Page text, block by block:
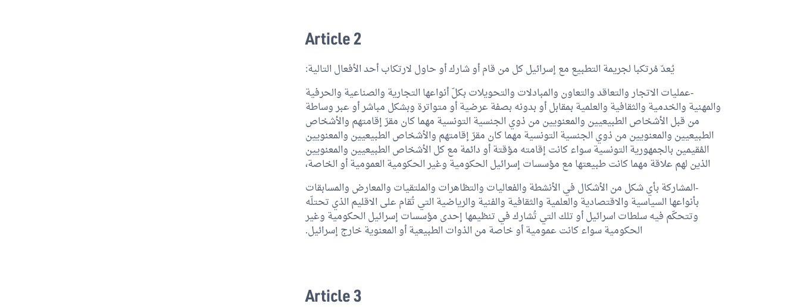
Article 2
يُعدّ مُرتكبا لجريمة التطبيع مع إسرائيل كل من قام أو شارك أو حاول لارتكاب أحد الأفعال التالية:
-عمليات الاتجار والتعاقد والتعاون والمبادلات والتحويلات بكلّ أنواعها التجارية والصناعية والحرفية
والمهنية والخدمية والثقافية والعلمية بمقابل أو بدونه بصفة عرضية أو متواترة وبشكل مباشر أو عبر وساطة
من قبل الأشخاص الطبيعيين والمعنويين من ذوي الجنسية التونسية مهما كان مقرّ إقامتهم والأشخاص
الطبيعيين والمعنويين من ذوي الجنسية التونسية مهما كان مقرّ إقامتهم والأشخاص الطبيعيين والمعنويين
المُقيمين بالجمهورية التونسية سواء كانت إقامته مؤقتة أو دائمة مع كل الأشخاص الطبيعيين والمعنويين
الذين لهم علاقة مهما كانت طبيعتها مع مؤسسات إسرائيل الحكومية وغير الحكومية العمومية أو الخاصة،
-المشاركة بأي شكل من الأشكال في الأنشطة والفعاليات والتظاهرات والملتقيات والمعارض والمسابقات
بأنواعها السياسية والاقتصادية والعلمية والثقافية والفنية والرياضية التي تُقام على الاقليم الذي تحتلّه
وتتحكّم فيه سلطات اسرائيل أو تلك التي تُشارك في تنظيمها إحدى مؤسسات إسرائيل الحكومية وغير
الحكومية سواء كانت عمومية أو خاصة من الذوات الطبيعية أو المعنوية خارج إسرائيل.
Article 3